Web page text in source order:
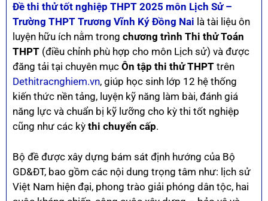
Đề thi thử tốt nghiệp THPT 2025 môn Lịch Sử –
Trường THPT Trương Vĩnh Ký Đồng Nai là tài liệu ôn
luyện hữu ích nằm trong chương trình Thi thử Toán
THPT (điều chỉnh phù hợp cho môn Lịch sử) và được
đăng tải tại chuyên mục Ôn tập thi thử THPT trên
Dethitracnghiem.vn, giúp học sinh lớp 12 hệ thống
kiến thức nền tảng, luyện kỹ năng làm bài, đánh giá
năng lực và chuẩn bị kỹ lưỡng cho kỳ thi tốt nghiệp
cũng như các kỳ thi chuyển cấp.
Bộ đề được xây dựng bám sát định hướng của Bộ
GD&ĐT, bao gồm các nội dung trọng tâm như: lịch sử
Việt Nam hiện đại, phong trào giải phóng dân tộc, hai